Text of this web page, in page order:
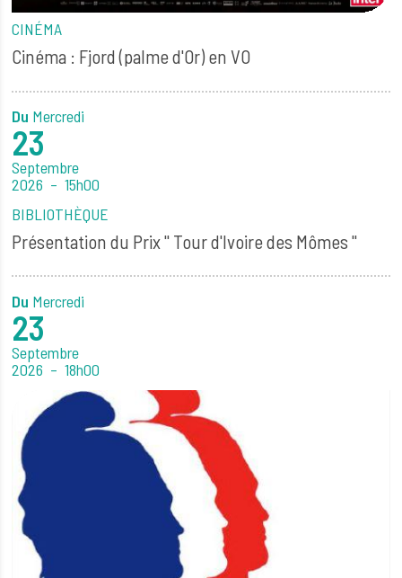
CINÉMA
Cinéma : Fjord (palme d'Or) en VO
Du Mercredi
23
Septembre
2026
15h00
BIBLIOTHÈQUE
Présentation du Prix " Tour d'Ivoire des Mômes "
Du Mercredi
23
Septembre
2026
18h00